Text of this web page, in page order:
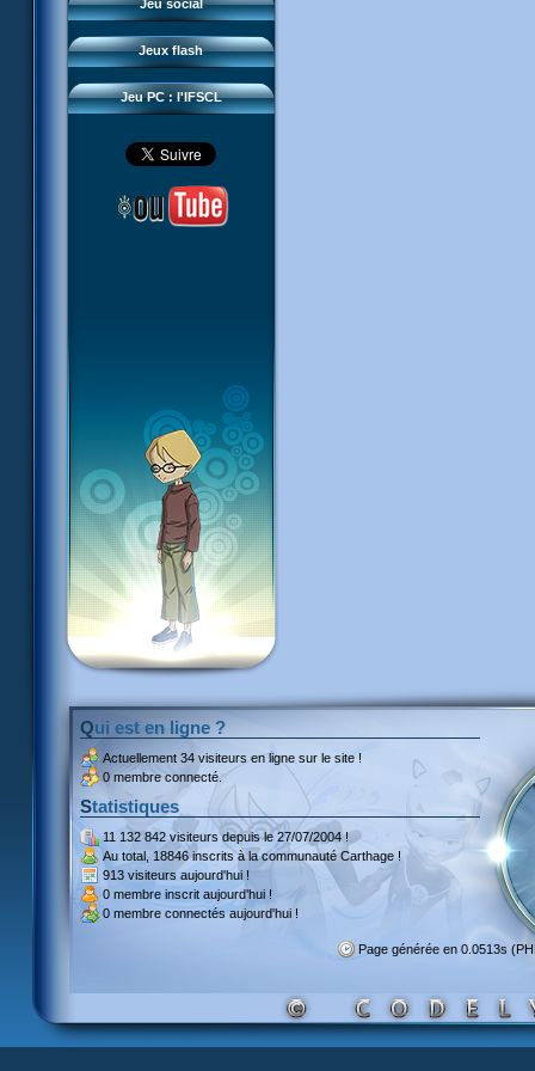
Jeu social
Jeux flash
Sector 2 Escape
Jeu PC : l'IFSCL
Téléchargements
Réseau IFSCL
Qui est en ligne ?
Actuellement 34 visiteurs en ligne sur le site !
0 membre connecté.
Statistiques
11 132 842 visiteursdepuis le 27/07/2004 !
Au total, 18846 inscritsà la communauté Carthage !
913 visiteurs aujourd'hui !
0 membre inscrit aujourd'hui !
0 membre connectés aujourd'hui !
Page générée en 0.0513s